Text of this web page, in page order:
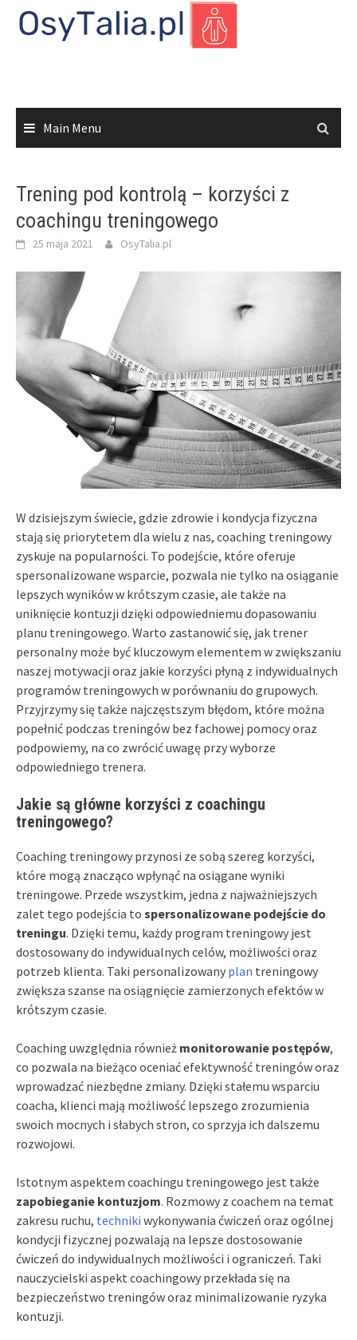
Main Menu
Trening pod kontrolą – korzyści z
coachingu treningowego
25 maja 2021 OsyTalia.pl
W dzisiejszym świecie, gdzie zdrowie i kondycja fizyczna
stają się priorytetem dla wielu z nas, coaching treningowy
zyskuje na popularności. To podejście, które oferuje
spersonalizowane wsparcie, pozwala nie tylko na osiąganie
lepszych wyników w krótszym czasie, ale także na
uniknięcie kontuzji dzięki odpowiedniemu dopasowaniu
planu treningowego. Warto zastanowić się, jak trener
personalny może być kluczowym elementem w zwiększaniu
naszej motywacji oraz jakie korzyści płyną z indywidualnych
programów treningowych w porównaniu do grupowych.
Przyjrzymy się także najczęstszym błędom, które można
popełnić podczas treningów bez fachowej pomocy oraz
podpowiemy, na co zwrócić uwagę przy wyborze
odpowiedniego trenera.
Jakie są główne korzyści z coachingu
treningowego?
Coaching treningowy przynosi ze sobą szereg korzyści,
które mogą znacząco wpłynąć na osiągane wyniki
treningowe. Przede wszystkim, jedna z najważniejszych
zalet tego podejścia to spersonalizowane podejście do
treningu. Dzięki temu, każdy program treningowy jest
dostosowany do indywidualnych celów, możliwości oraz
potrzeb klienta. Taki personalizowany plan treningowy
zwiększa szanse na osiągnięcie zamierzonych efektów w
krótszym czasie.
Coaching uwzględnia również monitorowanie postępów,
co pozwala na bieżąco oceniać efektywność treningów oraz
wprowadzać niezbędne zmiany. Dzięki stałemu wsparciu
coacha, klienci mają możliwość lepszego zrozumienia
swoich mocnych i słabych stron, co sprzyja ich dalszemu
rozwojowi.
Istotnym aspektem coachingu treningowego jest także
zapobieganie kontuzjom. Rozmowy z coachem na temat
zakresu ruchu, techniki wykonywania ćwiczeń oraz ogólnej
kondycji fizycznej pozwalają na lepsze dostosowanie
ćwiczeń do indywidualnych możliwości i ograniczeń. Taki
nauczycielski aspekt coachingowy przekłada się na
bezpieczeństwo treningów oraz minimalizowanie ryzyka
kontuzji.